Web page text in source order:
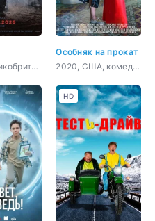
2026, Великобритания, США, фэнтези, боевик, приключения
Особняк на прокат
2020, США, комедия
HD